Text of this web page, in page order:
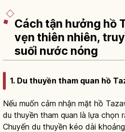
Cách tận hưởng hồ
vẹn thiên nhiên,
suối nước nóng
1. Du thuyền tham quan hồ
Nếu muốn cảm nhận mặt hồ
du thuyền tham quan là lựa chọn
Chuyến du thuyền kéo dài